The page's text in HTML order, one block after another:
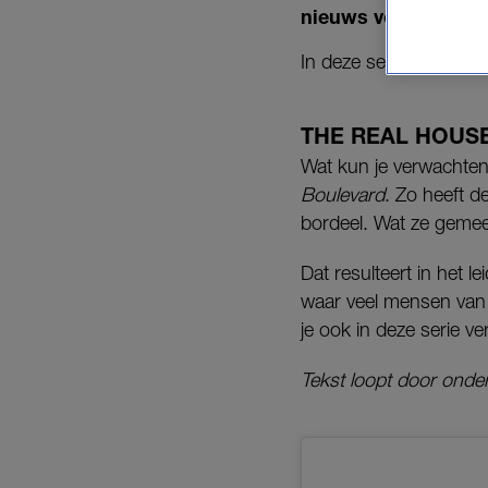
nieuws voor je:
In deze serie worden
THE REAL
Wat kun je
Boulevard. Zo heeft
bordeel. Wat ze
Dat resulteert in het
waar veel mensen
je ook in deze serie
Tekst loopt door